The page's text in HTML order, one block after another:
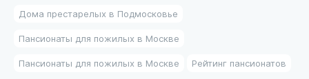
Дома престарелых в Подмосковье
Пансионаты для пожилых в Москве
Пансионаты для пожилых в Москве Рейтинг пансионатов